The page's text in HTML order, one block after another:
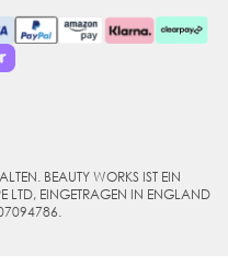
BEAUTY WORKS IST EIN
LTD, EINGETRAGEN IN ENGLAND